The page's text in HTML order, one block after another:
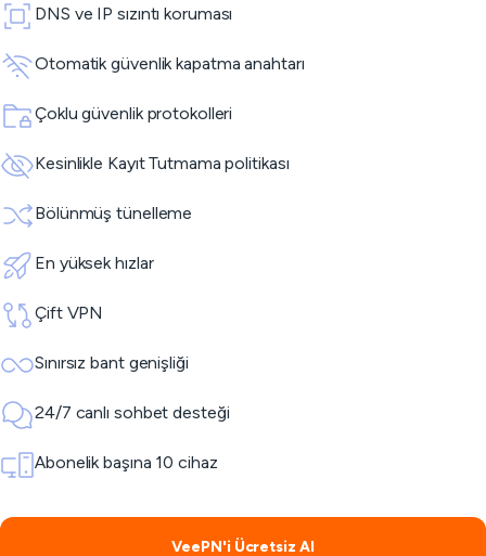
DNS ve IP sızıntı koruması
Otomatik güvenlik kapatma anahtarı
Çoklu güvenlik protokolleri
Kesinlikle Kayıt Tutmama politikası
Bölünmüş tünelleme
En yüksek hızlar
Çift VPN
Sınırsız bant genişliği
24/7 canlı sohbet desteği
Abonelik başına 10 cihaz
VeePN'i Ücretsiz Al